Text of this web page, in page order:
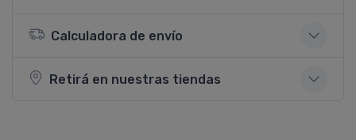
Calculadora de envío
Retirá en nuestras tiendas